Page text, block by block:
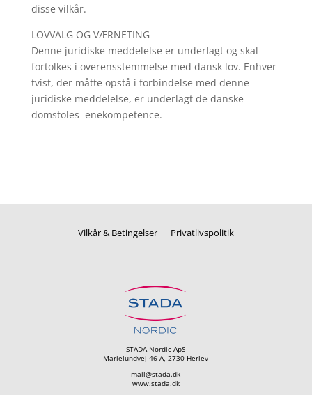
disse vilkår.
LOVVALG OG VÆRNETING
Denne juridiske meddelelse er underlagt og skal
fortolkes i overensstemmelse med dansk lov. Enhver
tvist, der måtte opstå i forbindelse med denne
juridiske meddelelse, er underlagt de danske
domstoles enekompetence.
Vilkår & Betingelser| Privatlivspolitik
STADA Nordic ApS
Marielundvej 46 A, 2730 Herlev
mail@stada.dk
www.stada.dk